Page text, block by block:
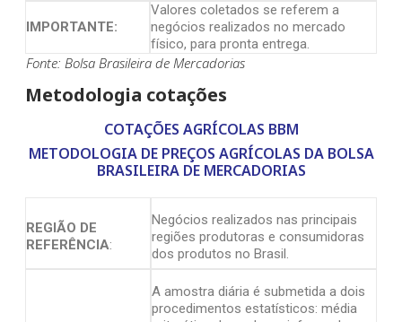
IMPORTANTE:
Valores coletados se referem a
negócios realizados no mercado
físico, para pronta entrega.
Fonte: Bolsa Brasileira de Mercadorias
Metodologia cotações
COTAÇÕES AGRÍCOLAS BBM
METODOLOGIA DE PREÇOS AGRÍCOLAS DA BOLSA
BRASILEIRA DE MERCADORIAS
REGIÃO DE
REFERÊNCIA:
Negócios realizados nas principais
regiões produtoras e consumidoras
dos produtos no Brasil.
A amostra diária é submetida a dois
procedimentos estatísticos: média